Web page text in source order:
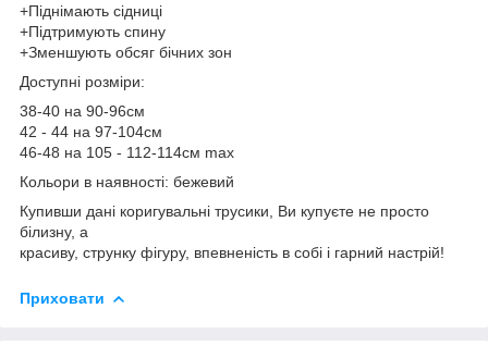
+Піднімають сідниці
+Підтримують спину
+Зменшують обсяг бічних зон
Доступні розміри:
38-40 на 90-96см
42 - 44 на 97-104см
46-48 на 105 - 112-114см max
Кольори в наявності: бежевий
Купивши дані коригувальні трусики, Ви купуєте не просто
білизну, а
красиву, струнку фігуру, впевненість в собі і гарний настрій!
Приховати